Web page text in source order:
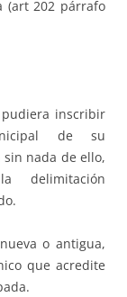
(art 202 párrafo
inscribir
de su
nada de ello,
delimitación
o antigua,
que acredite